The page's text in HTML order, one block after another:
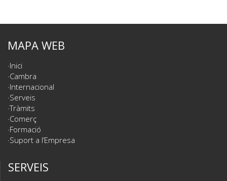
MAPA WEB
Inici
Cambra
Internacional
Serveis
Tràmits
Comerç
Formació
Suport a l’Empresa
SERVEIS